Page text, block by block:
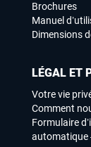
Brochures
Manuel
Dimensions
LÉGAL ET
Votre vie
Comment
Formulaire
automatique